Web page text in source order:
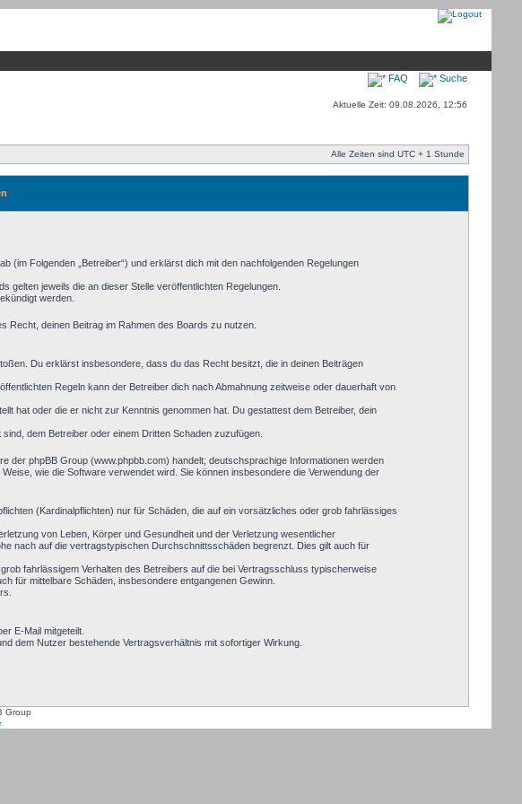
FAQ Suche
Aktuelle Zeit: 09.08.2026, 12:56
Alle Zeiten sind UTC + 1 Stunde
(im Folgenden „Betreiber“) und erklärst dich mit den nachfolgenden Regelungen
gelten jeweils die an dieser Stelle veröffentlichten Regelungen.
werden.
Recht, deinen Beitrag im Rahmen des Boards zu nutzen.
Du erklärst insbesondere, dass du das Recht besitzt, die in deinen Beiträgen
Regeln kann der Betreiber dich nach Abmahnung zeitweise oder dauerhaft von
hat oder die er nicht zur Kenntnis genommen hat. Du gestattest dem Betreiber, dein
dem Betreiber oder einem Dritten Schaden zuzufügen.
der phpBB Group (www.phpbb.com) handelt; deutschsprachige Informationen werden
wie die Software verwendet wird. Sie können insbesondere die Verwendung der
(Kardinalpflichten) nur für Schäden, die auf ein vorsätzliches oder grob fahrlässiges
von Leben, Körper und Gesundheit und der Verletzung wesentlicher
nach auf die vertragstypischen Durchschnittsschäden begrenzt. Dies gilt auch für
fahrlässigem Verhalten des Betreibers auf die bei Vertragsschluss typischerweise
für mittelbare Schäden, insbesondere entgangenen Gewinn.
E-Mail mitgeteilt.
dem Nutzer bestehende Vertragsverhältnis mit sofortiger Wirkung.
Group